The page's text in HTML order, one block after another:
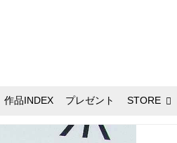
作品INDEX プレゼント STORE